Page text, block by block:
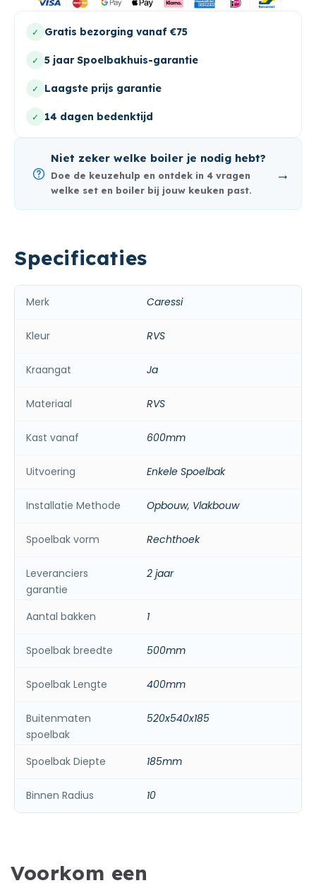
✓ Gratis bezorging vanaf €75
✓ 5 jaar Spoelbakhuis-garantie
✓ Laagste prijs garantie
✓ 14 dagen bedenktijd
Niet zeker welke boiler je nodig hebt?
Doe de keuzehulp en ontdek in 4 vragen
welke set en boiler bij jouw keuken past.
→
Specificaties
Merk Caressi
Kleur RVS
Kraangat Ja
Materiaal RVS
Kast vanaf 600mm
Uitvoering Enkele Spoelbak
Installatie Methode Opbouw, Vlakbouw
Spoelbak vorm Rechthoek
Leveranciers
garantie
2 jaar
Aantal bakken 1
Spoelbak breedte 500mm
Spoelbak Lengte 400mm
Buitenmaten
spoelbak
520x540x185
Spoelbak Diepte 185mm
Binnen Radius 10
Voorkom een